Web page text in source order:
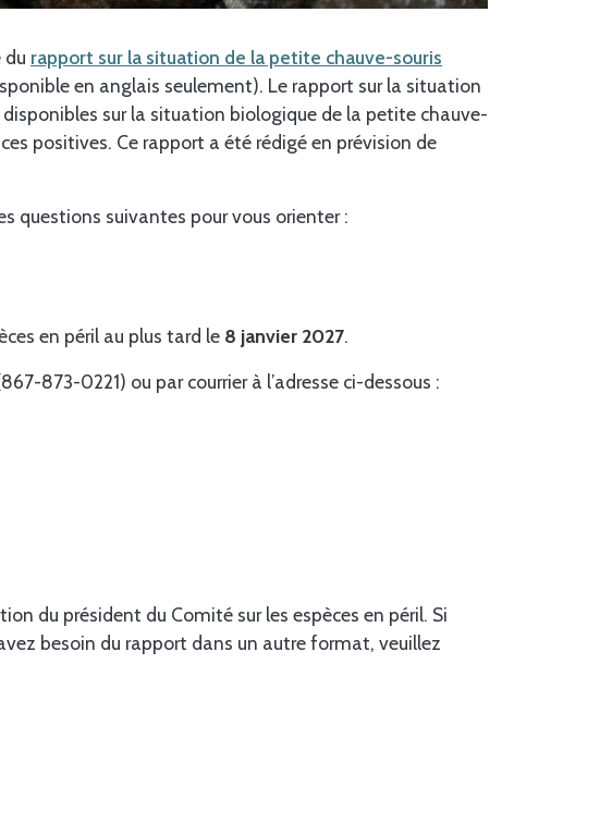
du rapport sur la situation de la petite chauve-souris
en anglais seulement). Le rapport sur la situation
sur la situation biologique de la petite chauve-
positives. Ce rapport a été rédigé en prévision de
questions suivantes pour vous orienter :
en péril au plus tard le 8 janvier 2027.
873-0221) ou par courrier à l’adresse ci-dessous :
du président du Comité sur les espèces en péril. Si
besoin du rapport dans un autre format, veuillez